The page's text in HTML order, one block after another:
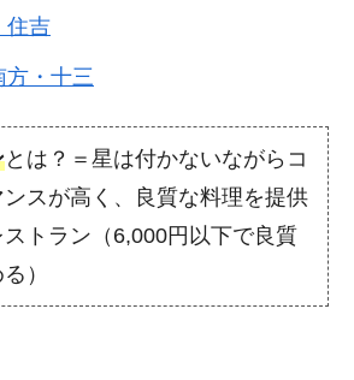
住吉
方・十三
とは？＝星は付かないながらコ
スが高く、良質な料理を提供
トラン（6,000円以下で良質
）